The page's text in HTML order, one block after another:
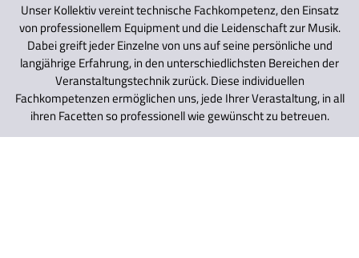
Unser Kollektiv vereint technische Fachkompetenz, den Einsatz
von professionellem Equipment und die Leidenschaft zur Musik.
Dabei greift jeder Einzelne von uns auf seine persönliche und
langjährige Erfahrung, in den unterschiedlichsten Bereichen der
Veranstaltungstechnik zurück. Diese individuellen
Fachkompetenzen ermöglichen uns, jede Ihrer Verastaltung, in all
ihren Facetten so professionell wie gewünscht zu betreuen.